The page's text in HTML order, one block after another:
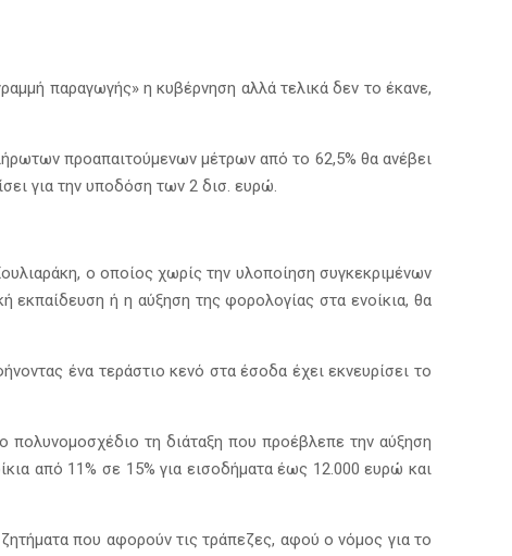
παραγωγής» η κυβέρνηση αλλά τελικά δεν το έκανε,
προαπαιτούμενων μέτρων από το 62,5% θα ανέβει
για την υποδόση των 2 δισ. ευρώ.
ο οποίος χωρίς την υλοποίηση συγκεκριμένων
εκπαίδευση ή η αύξηση της φορολογίας στα ενοίκια, θα
ένα τεράστιο κενό στα έσοδα έχει εκνευρίσει το
πολυνομοσχέδιο τη διάταξη που προέβλεπε την αύξηση
από 11% σε 15% για εισοδήματα έως 12.000 ευρώ και
που αφορούν τις τράπεζες, αφού ο νόμος για το